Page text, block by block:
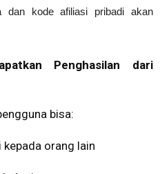
dan kode afiliasi pribadi akan
Penghasilan dari
bisa:
orang lain